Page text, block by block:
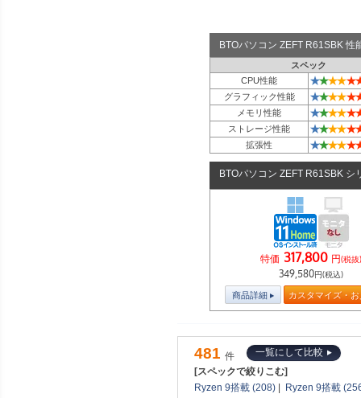
BTOパソコン ZEFT R61SBK 性
スペック
CPU性能
★★★★★
グラフィック性能 ★★★★★
メモリ性能 ★★★★★
ストレージ性能 ★★★★★
拡張性 ★★★★★
BTOパソコン ZEFT R61SBK シ
特価 317,800 円(税抜
349,580円(税込)
商品詳細 カスタマイズ・
481 件
一覧にして比較
[スペックで絞りこむ]
Ryzen 9搭載 (208)
Ryzen 9搭載